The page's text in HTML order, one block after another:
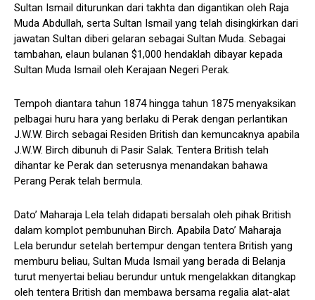
Sultan Ismail diturunkan dari takhta dan digantikan oleh Raja
Muda Abdullah, serta Sultan Ismail yang telah disingkirkan dari
jawatan Sultan diberi gelaran sebagai Sultan Muda. Sebagai
tambahan, elaun bulanan $1,000 hendaklah dibayar kepada
Sultan Muda Ismail oleh Kerajaan Negeri Perak.
Tempoh diantara tahun 1874 hingga tahun 1875 menyaksikan
pelbagai huru hara yang berlaku di Perak dengan perlantikan
J.W.W. Birch sebagai Residen British dan kemuncaknya apabila
J.W.W. Birch dibunuh di Pasir Salak. Tentera British telah
dihantar ke Perak dan seterusnya menandakan bahawa
Perang Perak telah bermula.
Dato’ Maharaja Lela telah didapati bersalah oleh pihak British
dalam komplot pembunuhan Birch. Apabila Dato’ Maharaja
Lela berundur setelah bertempur dengan tentera British yang
memburu beliau, Sultan Muda Ismail yang berada di Belanja
turut menyertai beliau berundur untuk mengelakkan ditangkap
oleh tentera British dan membawa bersama regalia alat-alat